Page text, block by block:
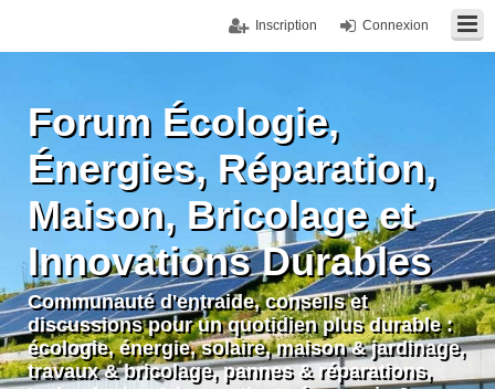
Connexion
Inscription
Forum Écologie,
Énergies, Réparation,
Maison, Bricolage et
Innovations Durables
Communauté d'entraide, conseils et
discussions pour un quotidien plus durable :
écologie, énergie, solaire, maison & jardinage,
travaux & bricolage, pannes & réparations,